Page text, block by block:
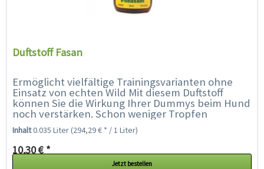
Duftstoff Fasan
Ermöglicht vielfältige Trainingsvarianten ohne
Einsatz von echten Wild Mit diesem Duftstoff
können Sie die Wirkung Ihrer Dummys beim Hund
noch verstärken. Schon weniger Tropfen
genügen, um den Dummy einen...
Inhalt0.035 Liter(294,29 € * / 1 Liter)
10,30 € *
Jetzt bestellen